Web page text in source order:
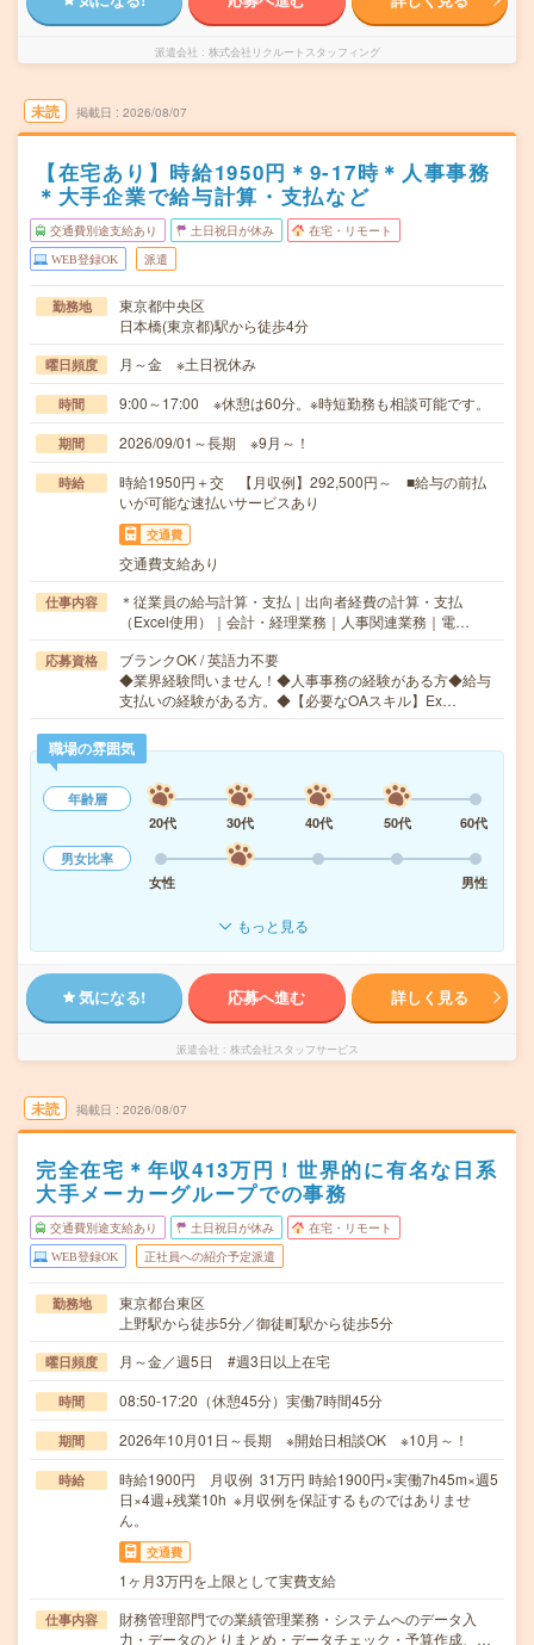
派遣会社 株式会社リクルートスタッフィング
未読 掲載日 2026/08/07
【在宅あり】時給1950円＊9-17時＊人事事務
＊大手企業で給与計算・支払など
交通費別途支給あり 土日祝日が休み 在宅・リモート
WEB登録OK 派遣
勤務地
東京都中央区
日本橋(東京都)駅から徒歩4分
曜日頻度 月～金 ※土日祝休み
時間 9:00～17:00 ※休憩は60分。※時短勤務も相談可能です。
期間 2026/09/01～長期 ※9月～！
時給
時給1950円＋交 【月収例】292,500円～ ■給与の前払
いが可能な速払いサービスあり
交通費
交通費支給あり
仕事内容
＊従業員の給与計算・支払｜出向者経費の計算・支払
（Excel使用）｜会計・経理業務｜人事関連業務｜電…
応募資格
ブランクOK / 英語力不要
◆業界経験問いません！◆人事事務の経験がある方◆給与
支払いの経験がある方。◆【必要なOAスキル】Ex…
職場の雰囲気
年齢層
20代
30代 40代 50代
60代
男女比率
女性
男性
もっと見る
気になる! 応募へ進む 詳しく見る
派遣会社 株式会社スタッフサービス
未読 掲載日 2026/08/07
完全在宅＊年収413万円！世界的に有名な日系
大手メーカーグループでの事務
交通費別途支給あり 土日祝日が休み 在宅・リモート
WEB登録OK 正社員への紹介予定派遣
勤務地
東京都台東区
上野駅から徒歩5分／御徒町駅から徒歩5分
曜日頻度 月～金／週5日 #週3日以上在宅
時間 08:50-17:20（休憩45分）実働7時間45分
期間 2026年10月01日～長期 ※開始日相談OK ※10月～！
時給
時給1900円 月収例 31万円 時給1900円×実働7h45m×週5
日×4週+残業10h ※月収例を保証するものではありませ
ん。
交通費
1ヶ月3万円を上限として実費支給
仕事内容
財務管理部門での業績管理業務・システムへのデータ入
力・データのとりまとめ・データチェック・予算作成、…